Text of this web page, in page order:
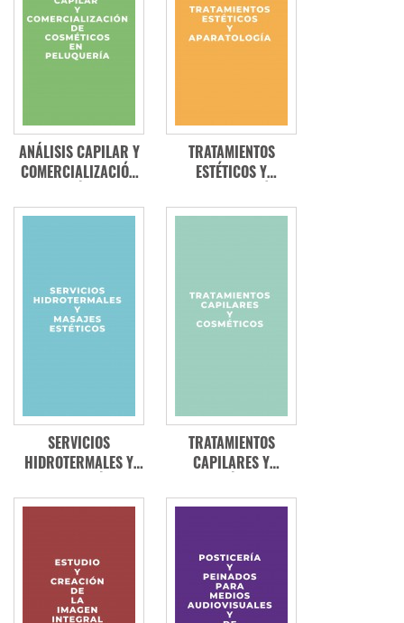
ANÁLISIS CAPILAR Y
COMERCIALIZACIÓN
PELUQUERÍA
TRATAMIENTOS
ESTÉTICOS Y
SERVICIOS
HIDROTERMALES Y
TRATAMIENTOS
CAPILARES Y